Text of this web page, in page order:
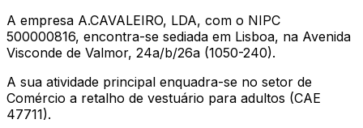
A empresa A.CAVALEIRO, LDA, com o NIPC
500000816, encontra-se sediada em Lisboa, na Avenida
Visconde de Valmor, 24a/b/26a (1050-240).
A sua atividade principal enquadra-se no setor de
Comércio a retalho de vestuário para adultos (CAE
47711).